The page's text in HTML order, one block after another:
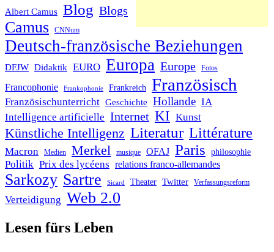
Albert Camus Blog Blogs
Camus CNNum
Deutsch-französische Beziehungen
DFJW Didaktik EURO Europa Europe Fotos
Francophonie Frankophonie Frankreich Französisch
Französischunterricht Geschichte Hollande IA
Intelligence artificielle Internet KI Kunst
Künstliche Intelligenz Literatur Littérature
Macron Medien Merkel musique OFAJ Paris philosophie
Politik Prix des lycéens relations franco-allemandes
Sarkozy Sartre Sicard Theater Twitter Verfassungsreform
Verteidigung Web 2.0
Lesen fürs Leben